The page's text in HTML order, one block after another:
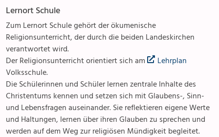
Lernort Schule
Zum Lernort Schule gehört der ökumenische
Religionsunterricht, der durch die beiden Landeskirchen
verantwortet wird.
Der Religionsunterricht orientiert sich am
Lehrplan
Volksschule.
Die Schülerinnen und Schüler lernen zentrale Inhalte des
Christentums kennen und setzen sich mit Glaubens-, Sinn-
und Lebensfragen auseinander. Sie reflektieren eigene Werte
und Haltungen, lernen über ihren Glauben zu sprechen und
werden auf dem Weg zur religiösen Mündigkeit begleitet.
Ökumene
Seelsorge
Beichte
Krankensalbung